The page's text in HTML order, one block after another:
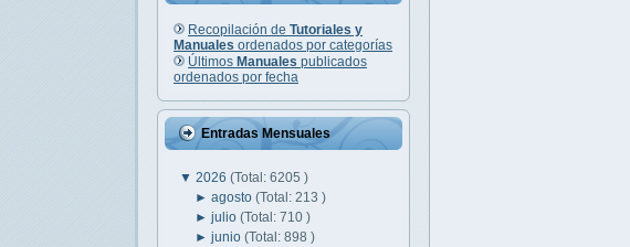
Recopilación de Tutoriales y
Manuales ordenados por categorías
Últimos Manuales publicados
ordenados por fecha
Entradas Mensuales
▼ 2026 (Total: 6205 )
►agosto(Total: 213 )
►julio(Total: 710 )
►junio(Total: 898 )